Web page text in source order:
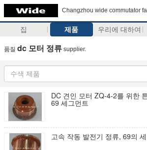
Changzhou wide commutator
집 제품 우리에 대하여
품질 dc 모터 정류 supplier.
DC 견인 모터 ZQ-4-2를 위한
69 세그먼트
고속 작동 발전기 정류, 69의